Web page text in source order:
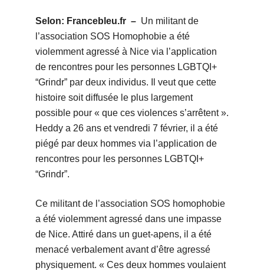
Selon: Francebleu.fr – Un militant de
l’association SOS Homophobie a été
violemment agressé à Nice via l’application
de rencontres pour les personnes LGBTQI+
“Grindr” par deux individus. Il veut que cette
histoire soit diffusée le plus largement
possible pour « que ces violences s’arrêtent ».
Heddy a 26 ans et vendredi 7 février, il a été
piégé par deux hommes via l’application de
rencontres pour les personnes LGBTQI+
“Grindr”.
Ce militant de l’association SOS homophobie
a été violemment agressé dans une impasse
de Nice. Attiré dans un guet-apens, il a été
menacé verbalement avant d’être agressé
physiquement. « Ces deux hommes voulaient